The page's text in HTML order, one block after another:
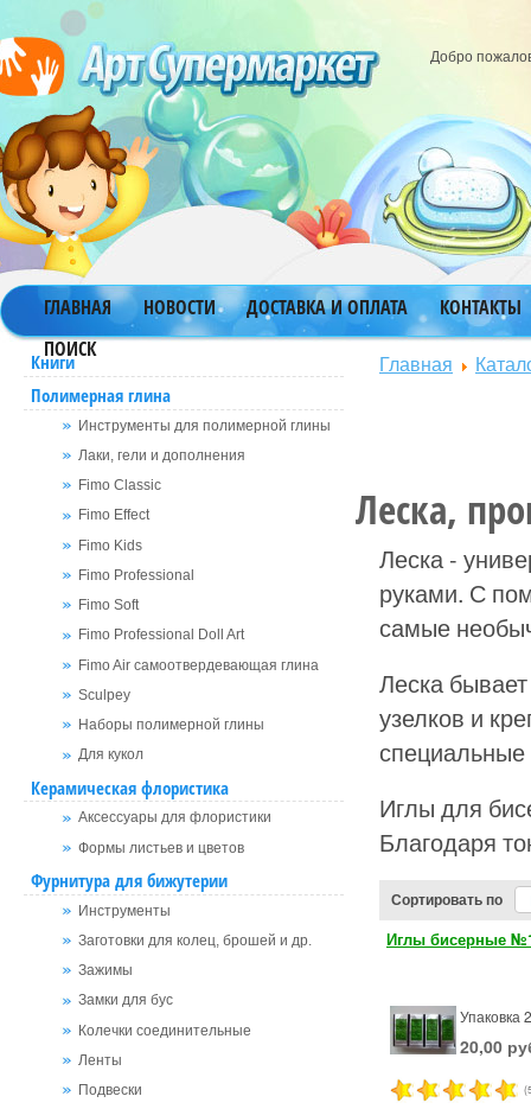
Добро
ГЛАВНАЯ НОВОСТИ ДОСТАВКА И ОПЛАТА
КОНТАКТЫ
ПОИСК
Книги
Полимерная глина
Инструменты для полимерной глины
Лаки, гели и дополнения
Fimo Classic
Fimo Effect
Fimo Kids
Fimo Professional
Fimo Soft
Fimo Professional Doll Art
Fimo Air самоотвердевающая глина
Sculpey
Наборы полимерной глины
Для кукол
Керамическая флористика
Аксессуары для флористики
Формы листьев и цветов
Фурнитура для бижутерии
Инструменты
Заготовки для колец, брошей и др.
Зажимы
Замки для бус
Колечки соединительные
Ленты
Подвески
Главная
Леска,
Леска -
руками. С
самые
Леска
узелков и
специальные
Иглы для
Благодаря
Сортировать по
Иглы бисерные
Упаковка
20,00